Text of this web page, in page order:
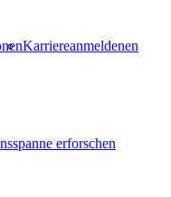
Karriereanmeldenen
erforschen